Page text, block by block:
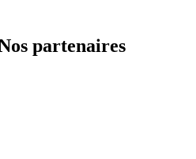
partenaires